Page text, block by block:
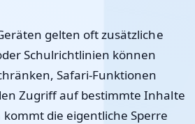
gelten oft zusätzliche
Schulrichtlinien können
Safari-Funktionen
Zugriff auf bestimmte Inhalte
die eigentliche Sperre